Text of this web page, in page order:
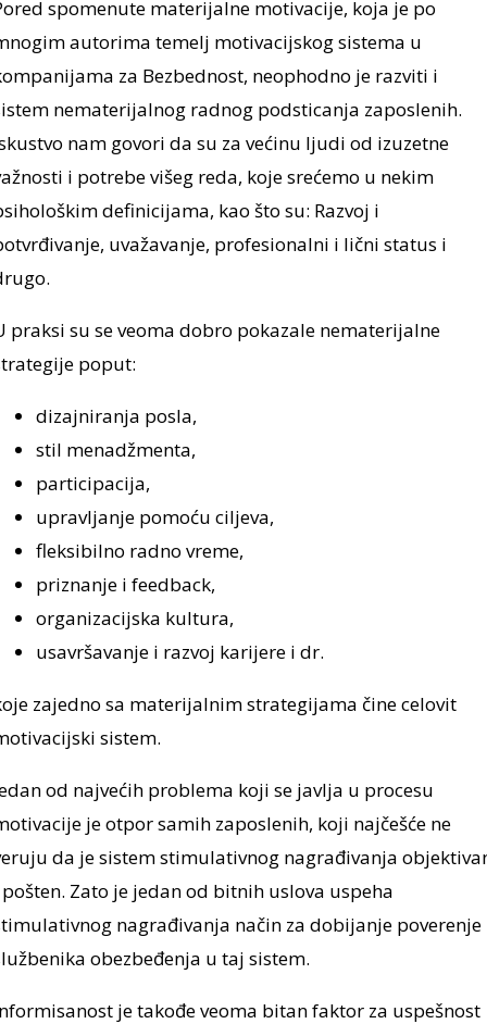
spomenute materijalne motivacije, koja je po
autorima temelj motivacijskog sistema u
za Bezbednost, neophodno je razviti i
nematerijalnog radnog podsticanja zaposlenih.
nam govori da su za većinu ljudi od izuzetne
i potrebe višeg reda, koje srećemo u nekim
definicijama, kao što su: Razvoj i
uvažavanje, profesionalni i lični status i
praksi su se veoma dobro pokazale nematerijalne
poput:
dizajniranja posla,
stil menadžmenta,
participacija,
upravljanje pomoću ciljeva,
fleksibilno radno vreme,
priznanje i feedback,
organizacijska kultura,
usavršavanje i razvoj karijere i dr.
zajedno sa materijalnim strategijama čine celovit
sistem.
od najvećih problema koji se javlja u procesu
je otpor samih zaposlenih, koji najčešće ne
da je sistem stimulativnog nagrađivanja
Zato je jedan od bitnih uslova uspeha
nagrađivanja način za dobijanje poverenje
obezbeđenja u taj sistem.
je takođe veoma bitan faktor za uspešnost